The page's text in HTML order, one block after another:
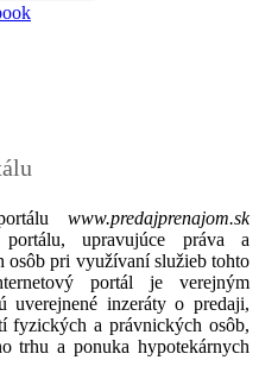
www.predajprenajom.sk
upravujúce práva a
pri využívaní služieb tohto
portál je verejným
uverejnené inzeráty o predaji,
fyzických a právnických osôb,
trhu a ponuka hypotekárnych